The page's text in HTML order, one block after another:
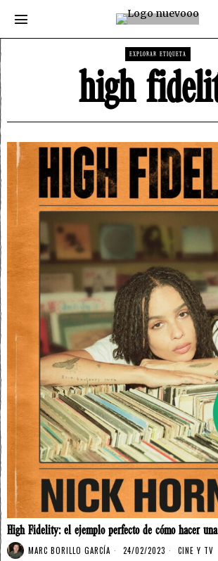
EXPLORAR ETIQUETA
high
High Fidelity: el ejemplo perfecto de cómo hacer
MARC BORILLO GARCÍA 24/02/2023 CINE Y TV